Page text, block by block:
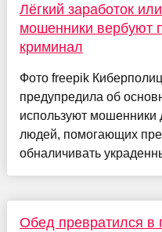
Лёгкий заработок
мошенники вербуют
криминал
Фото freepik
предупредила об
используют
людей, помогающих
обналичивать
Обед превратился в